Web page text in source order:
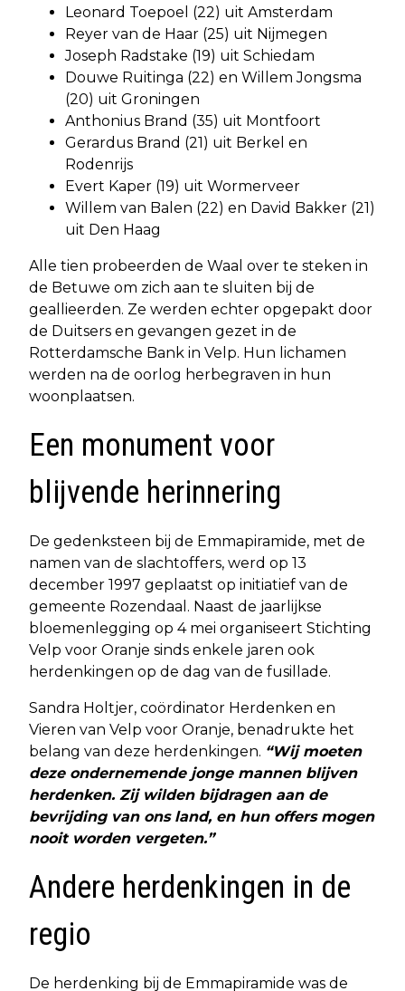
Leonard Toepoel (22) uit Amsterdam
Reyer van de Haar (25) uit Nijmegen
Joseph Radstake (19) uit Schiedam
Douwe Ruitinga (22) en Willem Jongsma
(20) uit Groningen
Anthonius Brand (35) uit Montfoort
Gerardus Brand (21) uit Berkel en
Rodenrijs
Evert Kaper (19) uit Wormerveer
Willem van Balen (22) en David Bakker (21)
uit Den Haag
Alle tien probeerden de Waal over te steken in
de Betuwe om zich aan te sluiten bij de
geallieerden. Ze werden echter opgepakt door
de Duitsers en gevangen gezet in de
Rotterdamsche Bank in Velp. Hun lichamen
werden na de oorlog herbegraven in hun
woonplaatsen.
Een monument voor
blijvende herinnering
De gedenksteen bij de Emmapiramide, met de
namen van de slachtoffers, werd op 13
december 1997 geplaatst op initiatief van de
gemeente Rozendaal. Naast de jaarlijkse
bloemenlegging op 4 mei organiseert Stichting
Velp voor Oranje sinds enkele jaren ook
herdenkingen op de dag van de fusillade.
Sandra Holtjer, coördinator Herdenken en
Vieren van Velp voor Oranje, benadrukte het
belang van deze herdenkingen. “Wij moeten
deze ondernemende jonge mannen blijven
herdenken. Zij wilden bijdragen aan de
bevrijding van ons land, en hun offers mogen
nooit worden vergeten.”
Andere herdenkingen in de
regio
De herdenking bij de Emmapiramide was de